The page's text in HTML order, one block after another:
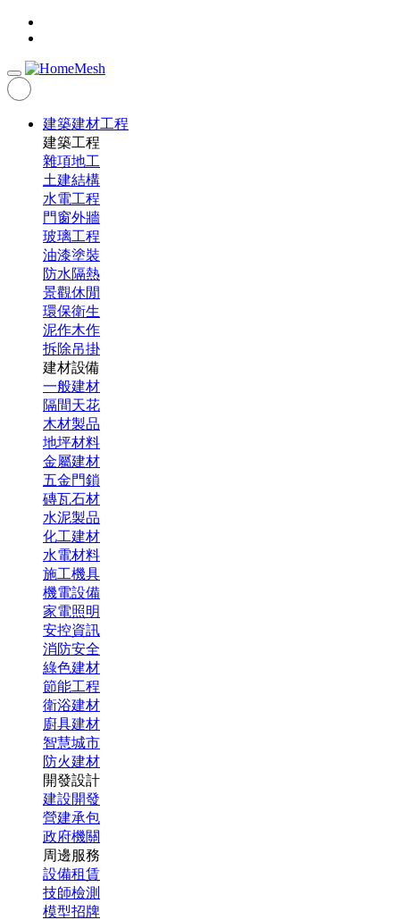
建築建材工程
建築工程
雜項地工
土建結構
水電工程
門窗外牆
玻璃工程
油漆塗裝
防水隔熱
景觀休閒
環保衛生
泥作木作
拆除吊掛
建材設備
一般建材
隔間天花
木材製品
地坪材料
金屬建材
五金門鎖
磚瓦石材
水泥製品
化工建材
水電材料
施工機具
機電設備
家電照明
安控資訊
消防安全
綠色建材
節能工程
衛浴建材
廚具建材
智慧城市
防火建材
開發設計
建設開發
營建承包
政府機關
周邊服務
設備租賃
技師檢測
模型招牌